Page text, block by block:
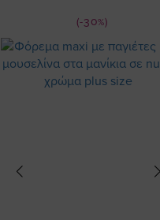
(-30%)